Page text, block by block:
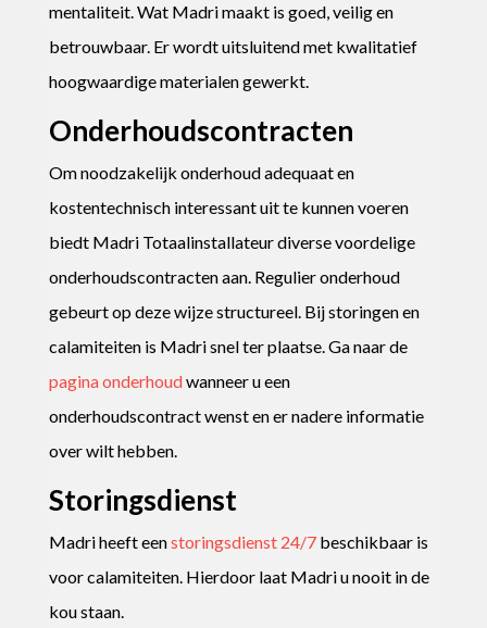
mentaliteit. Wat Madri maakt is goed, veilig en
betrouwbaar. Er wordt uitsluitend met kwalitatief
hoogwaardige materialen gewerkt.
Onderhoudscontracten
Om noodzakelijk onderhoud adequaat en
kostentechnisch interessant uit te kunnen voeren
biedt Madri Totaalinstallateur diverse voordelige
onderhoudscontracten aan. Regulier onderhoud
gebeurt op deze wijze structureel. Bij storingen en
calamiteiten is Madri snel ter plaatse. Ga naar de
pagina onderhoudwanneer u een
onderhoudscontract wenst en er nadere informatie
over wilt hebben.
Storingsdienst
Madri heeft eenstoringsdienst 24/7beschikbaar is
voor calamiteiten. Hierdoor laat Madri u nooit in de
kou staan.